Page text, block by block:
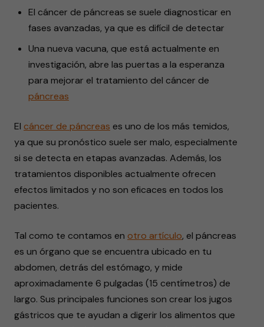
El cáncer de páncreas se suele diagnosticar en
fases avanzadas, ya que es difícil de detectar
Una nueva vacuna, que está actualmente en
investigación, abre las puertas a la esperanza
para mejorar el tratamiento del cáncer de
páncreas
El cáncer de páncreas es uno de los más temidos,
ya que su pronóstico suele ser malo, especialmente
si se detecta en etapas avanzadas. Además, los
tratamientos disponibles actualmente ofrecen
efectos limitados y no son eficaces en todos los
pacientes.
Tal como te contamos en otro artículo, el páncreas
es un órgano que se encuentra ubicado en tu
abdomen, detrás del estómago, y mide
aproximadamente 6 pulgadas (15 centímetros) de
largo. Sus principales funciones son crear los jugos
gástricos que te ayudan a digerir los alimentos que